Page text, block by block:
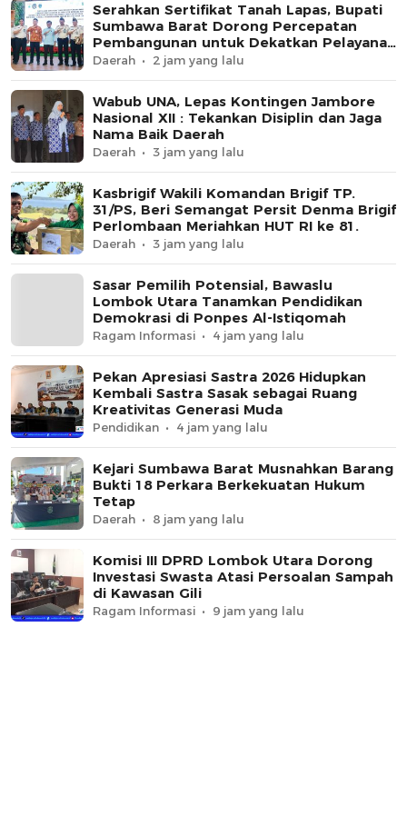
Serahkan Sertifikat Tanah Lapas, Bupati
Sumbawa Barat Dorong Percepatan
Pembangunan untuk Dekatkan Pelayanan
Pemasyarakatan
Daerah 2 jam yang lalu
Wabub UNA, Lepas Kontingen Jambore
Nasional XII : Tekankan Disiplin dan Jaga
Nama Baik Daerah
Daerah 3 jam yang lalu
Kasbrigif Wakili Komandan Brigif TP.
31/PS, Beri Semangat Persit Denma Brigif
Perlombaan Meriahkan HUT RI ke 81.
Daerah 3 jam yang lalu
Sasar Pemilih Potensial, Bawaslu
Lombok Utara Tanamkan Pendidikan
Demokrasi di Ponpes Al-Istiqomah
Ragam Informasi 4 jam yang lalu
Pekan Apresiasi Sastra 2026 Hidupkan
Kembali Sastra Sasak sebagai Ruang
Kreativitas Generasi Muda
Pendidikan 4 jam yang lalu
Kejari Sumbawa Barat Musnahkan Barang
Bukti 18 Perkara Berkekuatan Hukum
Tetap
Daerah 8 jam yang lalu
Komisi III DPRD Lombok Utara Dorong
Investasi Swasta Atasi Persoalan Sampah
di Kawasan Gili
Ragam Informasi 9 jam yang lalu